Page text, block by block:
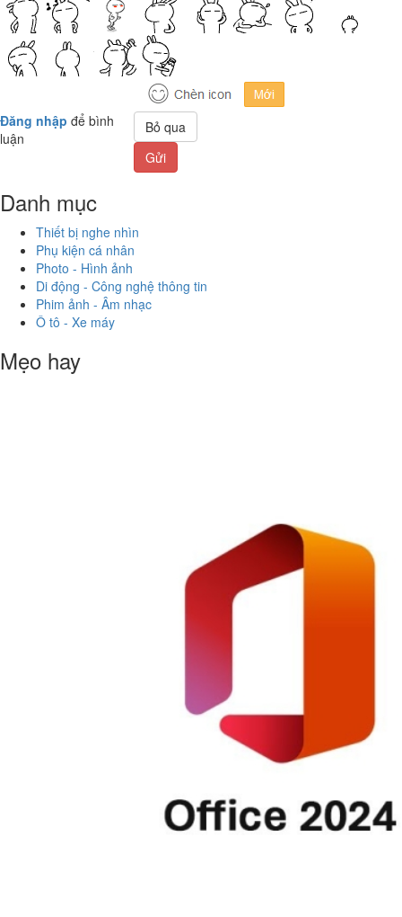
Đăng nhập để bình
luận
Bỏ qua
Gửi
Danh mục
Thiết bị nghe nhìn
Phụ kiện cá nhân
Photo - Hình ảnh
Di động - Công nghệ thông tin
Phim ảnh - Âm nhạc
Ô tô - Xe máy
Mẹo hay